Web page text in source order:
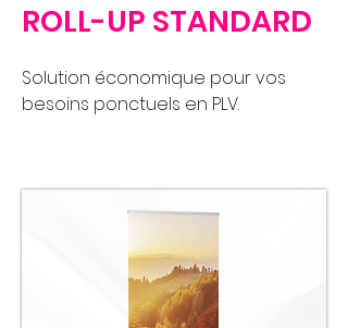
ROLL-UP STANDARD
Solution économique pour vos
besoins ponctuels en PLV.